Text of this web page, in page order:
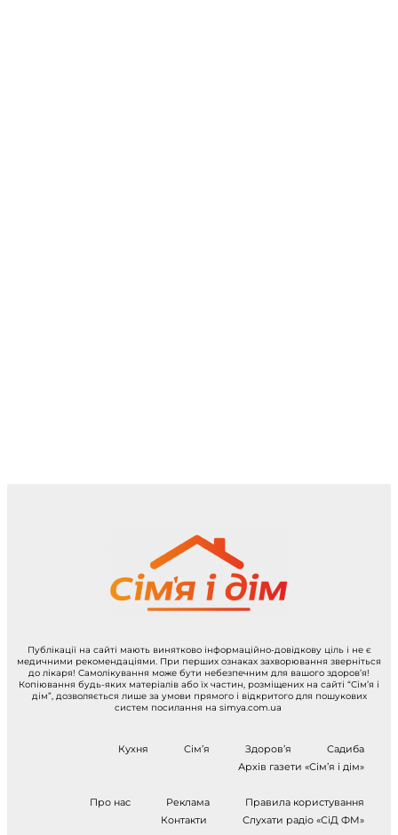
Публікації на сайті мають винятково інформаційно-довідкову ціль і не є
медичними рекомендаціями. При перших ознаках захворювання зверніться
до лікаря! Самолікування може бути небезпечним для вашого здоров’я!
Копіювання будь-яких матеріалів або їх частин, розміщених на сайті “Сім’я і
дім”, дозволяється лише за умови прямого і відкритого для пошукових
систем посилання на simya.com.ua
Кухня Сім’я Здоров’я
Садиба
Архів газети «Сім’я і дім»
Про нас Реклама
Правила користування
Контакти
Слухати радіо «СіД ФМ»